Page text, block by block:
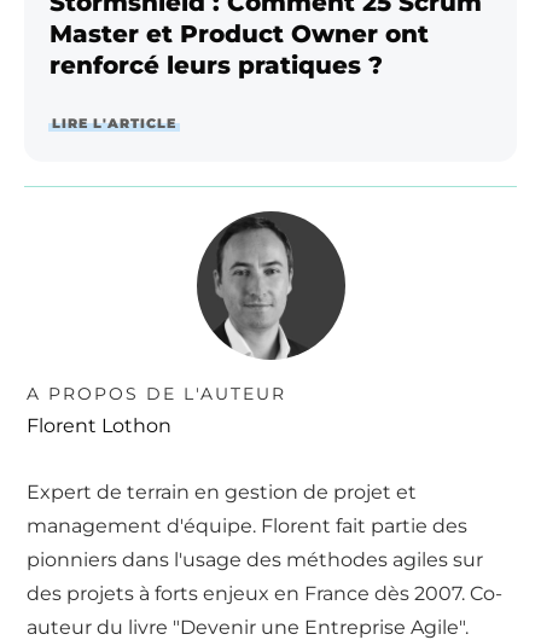
Master et Product Owner ont
renforcé leurs pratiques ?
LIRE L'ARTICLE
A PROPOS DE L'AUTEUR
Florent Lothon
Expert de terrain en gestion de projet et
management d'équipe. Florent fait partie des
pionniers dans l'usage des méthodes agiles sur
des projets à forts enjeux en France dès 2007. Co-
auteur du livre "Devenir une Entreprise Agile".